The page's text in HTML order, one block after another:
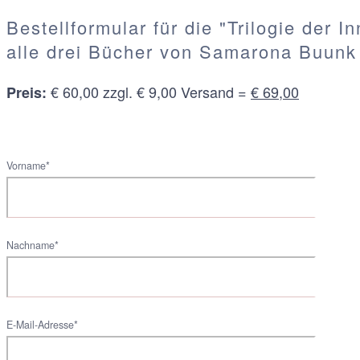
Bestellformular für die "Trilogie der
alle drei Bücher von Samarona Buunk
Preis: € 60,00 zzgl. € 9,00 Versand = € 69,00
Vorname*
Nachname*
E-Mail-Adresse*